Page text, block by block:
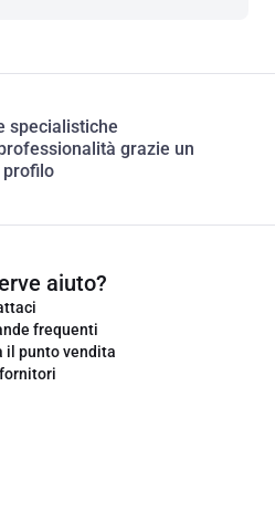
specialistiche
grazie un
aiuto?
frequenti
il punto vendita